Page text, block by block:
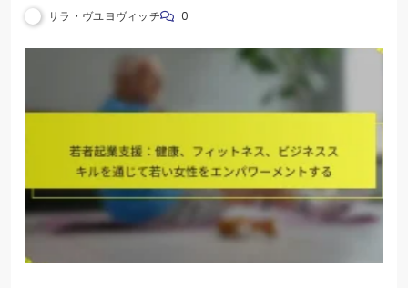
略を発見しましょう
サラ・ヴユヨヴィッチ 0